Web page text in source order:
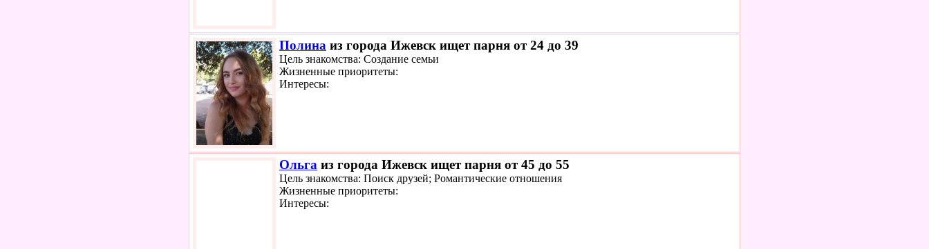
Полина из города Ижевск ищет парня от 24 до 39
Цель знакомства: Создание семьи
Жизненные приоритеты:
Интересы:
Ольга из города Ижевск ищет парня от 45 до 55
Цель знакомства: Поиск друзей; Романтические отношения
Жизненные приоритеты:
Интересы: